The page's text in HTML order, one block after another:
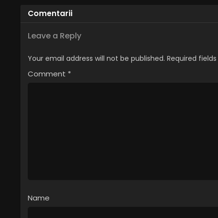
Comentarii
Leave a Reply
Your email address will not be published. Required
Comment *
Name